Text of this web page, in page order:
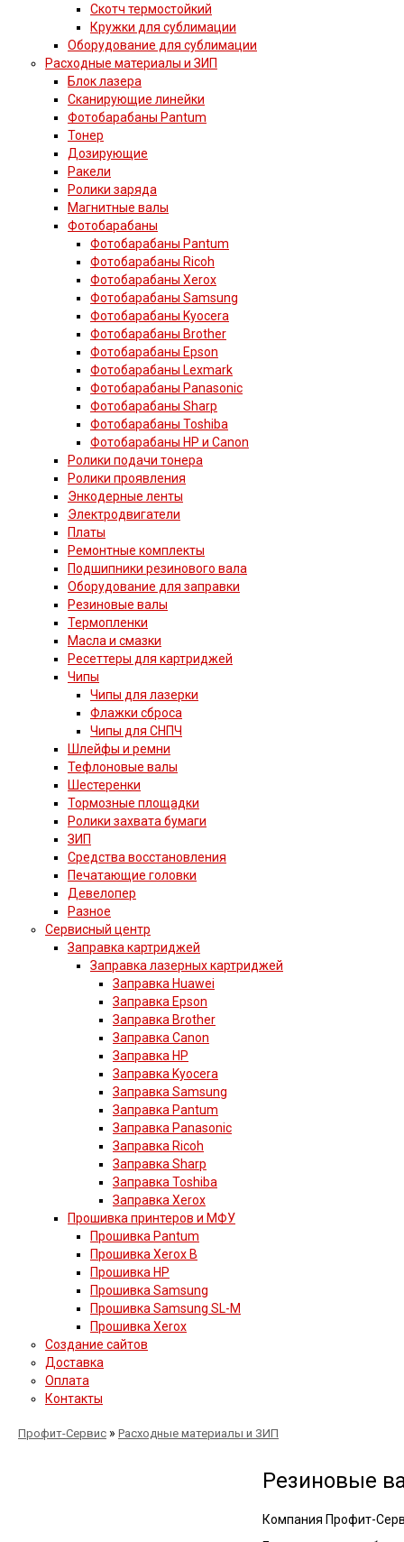
Скотч термостойкий
Кружки для сублимации
Оборудование для сублимации
Расходные материалы и ЗИП
Блок лазера
Сканирующие линейки
Фотобарабаны Pantum
Тонер
Дозирующие
Ракели
Ролики заряда
Магнитные валы
Фотобарабаны
Фотобарабаны Pantum
Фотобарабаны Ricoh
Фотобарабаны Xerox
Фотобарабаны Samsung
Фотобарабаны Kyocera
Фотобарабаны Brother
Фотобарабаны Epson
Фотобарабаны Lexmark
Фотобарабаны Panasonic
Фотобарабаны Sharp
Фотобарабаны Toshiba
Фотобарабаны HP и Canon
Ролики подачи тонера
Ролики проявления
Энкодерные ленты
Электродвигатели
Платы
Ремонтные комплекты
Подшипники резинового вала
Оборудование для заправки
Резиновые валы
Термопленки
Масла и смазки
Ресеттеры для картриджей
Чипы
Чипы для лазерки
Флажки сброса
Чипы для СНПЧ
Шлейфы и ремни
Тефлоновые валы
Шестеренки
Тормозные площадки
Ролики захвата бумаги
ЗИП
Средства восстановления
Печатающие головки
Девелопер
Разное
Сервисный центр
Заправка картриджей
Заправка лазерных картриджей
Заправка Huawei
Заправка Epson
Заправка Brother
Заправка Canon
Заправка HP
Заправка Kyocera
Заправка Samsung
Заправка Pantum
Заправка Panasonic
Заправка Ricoh
Заправка Sharp
Заправка Toshiba
Заправка Xerox
Прошивка принтеров и МФУ
Прошивка Pantum
Прошивка Xerox B
Прошивка HP
Прошивка Samsung
Прошивка Samsung SL-M
Прошивка Xerox
Создание сайтов
Доставка
Оплата
Контакты
Профит-Сервис » Расходные материалы и ЗИП
Резиновые
Компания Профит-